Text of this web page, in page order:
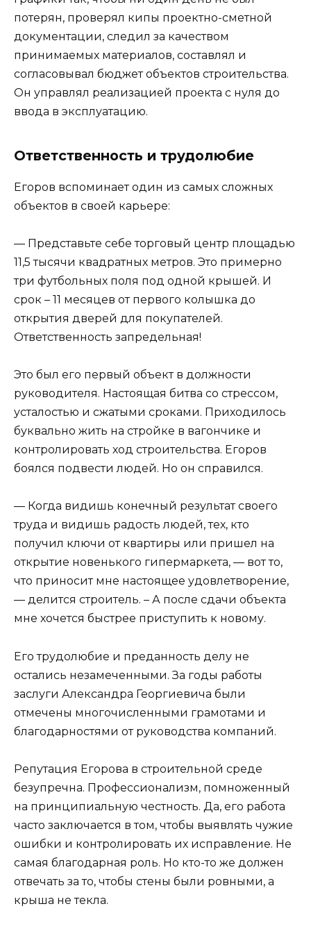
потерян, проверял кипы проектно-сметной
документации, следил за качеством
принимаемых материалов, составлял и
согласовывал бюджет объектов строительства.
Он управлял реализацией проекта с нуля до
ввода в эксплуатацию.
Ответственность и трудолюбие
Егоров вспоминает один из самых сложных
объектов в своей карьере:
— Представьте себе торговый центр площадью
11,5 тысячи квадратных метров. Это примерно
три футбольных поля под одной крышей. И
срок – 11 месяцев от первого колышка до
открытия дверей для покупателей.
Ответственность запредельная!
Это был его первый объект в должности
руководителя. Настоящая битва со стрессом,
усталостью и сжатыми сроками. Приходилось
буквально жить на стройке в вагончике и
контролировать ход строительства. Егоров
боялся подвести людей. Но он справился.
— Когда видишь конечный результат своего
труда и видишь радость людей, тех, кто
получил ключи от квартиры или пришел на
открытие новенького гипермаркета, — вот то,
что приносит мне настоящее удовлетворение,
— делится строитель. – А после сдачи объекта
мне хочется быстрее приступить к новому.
Его трудолюбие и преданность делу не
остались незамеченными. За годы работы
заслуги Александра Георгиевича были
отмечены многочисленными грамотами и
благодарностями от руководства компаний.
Репутация Егорова в строительной среде
безупречна. Профессионализм, помноженный
на принципиальную честность. Да, его работа
часто заключается в том, чтобы выявлять чужие
ошибки и контролировать их исправление. Не
самая благодарная роль. Но кто-то же должен
отвечать за то, чтобы стены были ровными, а
крыша не текла.